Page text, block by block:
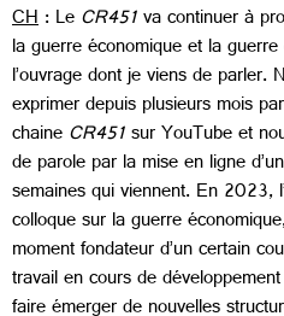
CH: LeCR451va continuer à
la guerre économique et la
l’ouvrage dont je viens de parler.
exprimer depuis plusieurs mois
chaineCR451sur YouTube et
de parole par la mise en ligne
semaines qui viennent. En 2023,
colloque sur la guerre
moment fondateur d’un certain
travail en cours de